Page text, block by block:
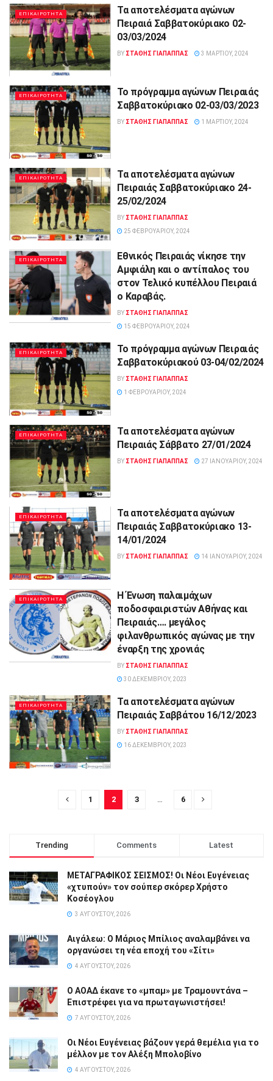
ΕΠΙΚΑΙΡΟΤΗΤΑ
Τα αποτελέσματα αγώνων
Πειραιά Σαββατοκύριακο 02-
03/03/2024
BY ΣΤΑΘΗΣ ΓΊΑΠΑΠΠΑΣ 3 ΜΑΡΤΊΟΥ, 2024
ΕΠΙΚΑΙΡΟΤΗΤΑ
Το πρόγραμμα αγώνων Πειραιάς
Σαββατοκύριακο 02-03/03/2023
BY ΣΤΑΘΗΣ ΓΊΑΠΑΠΠΑΣ 1 ΜΑΡΤΊΟΥ, 2024
ΕΠΙΚΑΙΡΟΤΗΤΑ
Τα αποτελέσματα αγώνων
Πειραιάς Σαββατοκύριακο 24-
25/02/2024
BY ΣΤΑΘΗΣ ΓΊΑΠΑΠΠΑΣ
25 ΦΕΒΡΟΥΑΡΊΟΥ, 2024
ΕΠΙΚΑΙΡΟΤΗΤΑ
Εθνικός Πειραιάς νίκησε την
Αμφιάλη και ο αντίπαλος του
στον Τελικό κυπέλλου Πειραιά
ο Καραβάς.
BY ΣΤΑΘΗΣ ΓΊΑΠΑΠΠΑΣ
15 ΦΕΒΡΟΥΑΡΊΟΥ, 2024
ΕΠΙΚΑΙΡΟΤΗΤΑ
Το πρόγραμμα αγώνων Πειραιάς
Σαββατοκύριακού 03-04/02/2024
BY ΣΤΑΘΗΣ ΓΊΑΠΑΠΠΑΣ
1 ΦΕΒΡΟΥΑΡΊΟΥ, 2024
ΕΠΙΚΑΙΡΟΤΗΤΑ
Τα αποτελέσματα αγώνων
Πειραιάς Σάββατο 27/01/2024
BY ΣΤΑΘΗΣ ΓΊΑΠΑΠΠΑΣ 27 ΙΑΝΟΥΑΡΊΟΥ, 2024
ΕΠΙΚΑΙΡΟΤΗΤΑ
Τα αποτελέσματα αγώνων
Πειραιάς Σαββατοκύριακο 13-
14/01/2024
BY ΣΤΑΘΗΣ ΓΊΑΠΑΠΠΑΣ 14 ΙΑΝΟΥΑΡΊΟΥ, 2024
ΕΠΙΚΑΙΡΟΤΗΤΑ
H Ένωση παλαιμάχων
ποδοσφαιριστών Αθήνας και
Πειραιάς…. μεγάλος
φιλανθρωπικός αγώνας με την
έναρξη της χρονιάς
BY ΣΤΑΘΗΣ ΓΊΑΠΑΠΠΑΣ
30 ΔΕΚΕΜΒΡΊΟΥ, 2023
ΕΠΙΚΑΙΡΟΤΗΤΑ
Τα αποτελέσματα αγώνων
Πειραιάς Σαββάτου 16/12/2023
BY ΣΤΑΘΗΣ ΓΊΑΠΑΠΠΑΣ
16 ΔΕΚΕΜΒΡΊΟΥ, 2023
1 2 3 6
Trending Comments Latest
ΜΕΤΑΓΡΑΦΙΚΟΣ ΣΕΙΣΜΟΣ! Οι Νέοι Ευγένειας
«χτυπούν» τον σούπερ σκόρερ Χρήστο
Κοσέογλου
3 ΑΥΓΟΎΣΤΟΥ, 2026
Αιγάλεω: Ο Μάριος Μπίλιος αναλαμβάνει να
οργανώσει τη νέα εποχή του «Σίτι»
4 ΑΥΓΟΎΣΤΟΥ, 2026
Ο ΑΟΑΔ έκανε το «μπαμ» με Τραμουντάνα –
Επιστρέφει για να πρωταγωνιστήσει!
7 ΑΥΓΟΎΣΤΟΥ, 2026
Οι Νέοι Ευγένειας βάζουν γερά θεμέλια για το
μέλλον με τον Αλέξη Μπολοβίνο
4 ΑΥΓΟΎΣΤΟΥ, 2026